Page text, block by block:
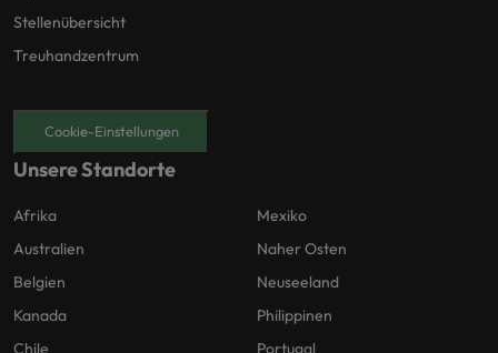
Stellenübersicht
Treuhandzentrum
Cookie-Einstellungen
Unsere Standorte
Afrika
Australien
Belgien
Kanada
Chile
Mexiko
Naher Osten
Neuseeland
Philippinen
Portugal